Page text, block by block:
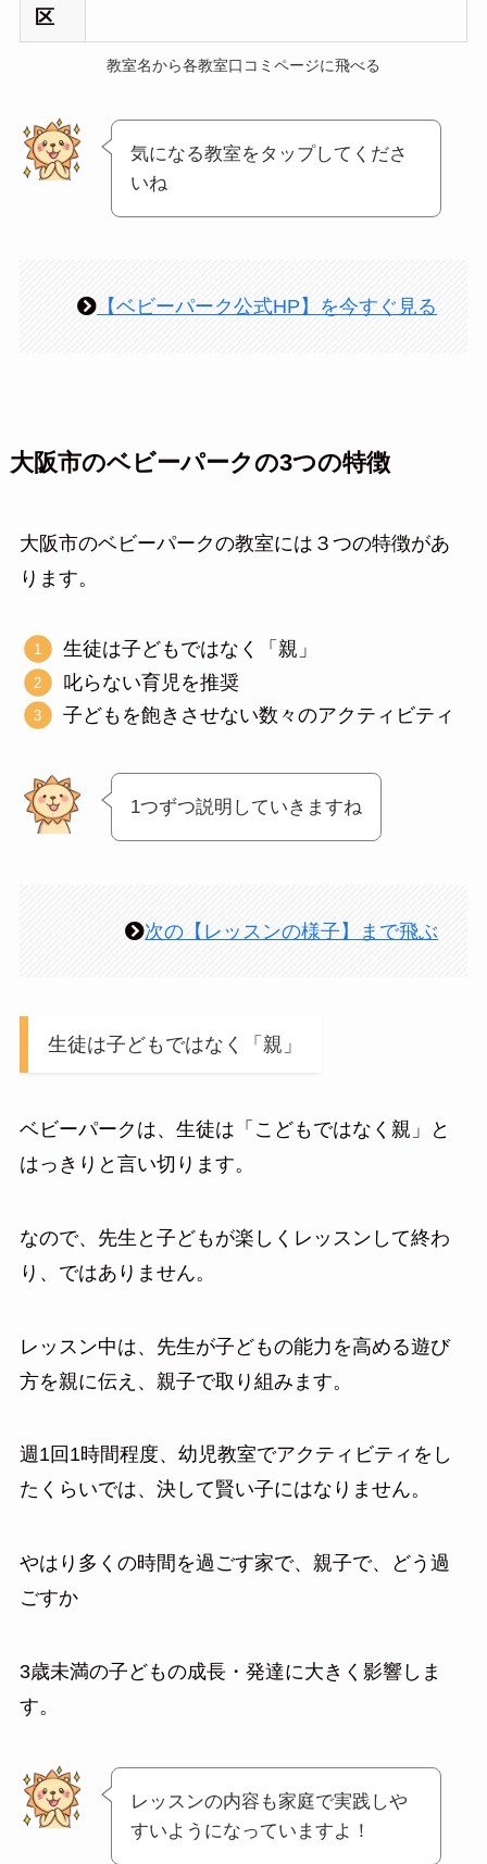
区
教室名から各教室口コミページに飛べる
気になる教室をタップしてくださ
いね
【ベビーパーク公式HP】を今すぐ見る
大阪市のベビーパークの3つの特徴
大阪市のベビーパークの教室には３つの特徴があ
ります。
生徒は子どもではなく「親」
叱らない育児を推奨
子どもを飽きさせない数々のアクティビティ
1つずつ説明していきますね
次の【レッスンの様子】まで飛ぶ
生徒は子どもではなく「親」
ベビーパークは、生徒は「こどもではなく親」と
はっきりと言い切ります。
なので、先生と子どもが楽しくレッスンして終わ
り、ではありません。
レッスン中は、先生が子どもの能力を高める遊び
方を親に伝え、親子で取り組みます。
週1回1時間程度、幼児教室でアクティビティをし
たくらいでは、決して賢い子にはなりません。
やはり多くの時間を過ごす家で、親子で、どう過
ごすか
3歳未満の子どもの成長・発達に大きく影響しま
す。
レッスンの内容も家庭で実践しや
すいようになっていますよ！